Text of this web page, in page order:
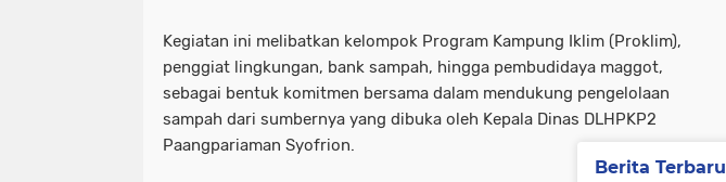
Kegiatan ini melibatkan kelompok Program Kampung Iklim (Proklim),
penggiat lingkungan, bank sampah, hingga pembudidaya maggot,
sebagai bentuk komitmen bersama dalam mendukung pengelolaan
sampah dari sumbernya yang dibuka oleh Kepala Dinas DLHPKP2
Paangpariaman Syofrion.
Berita Terbaru